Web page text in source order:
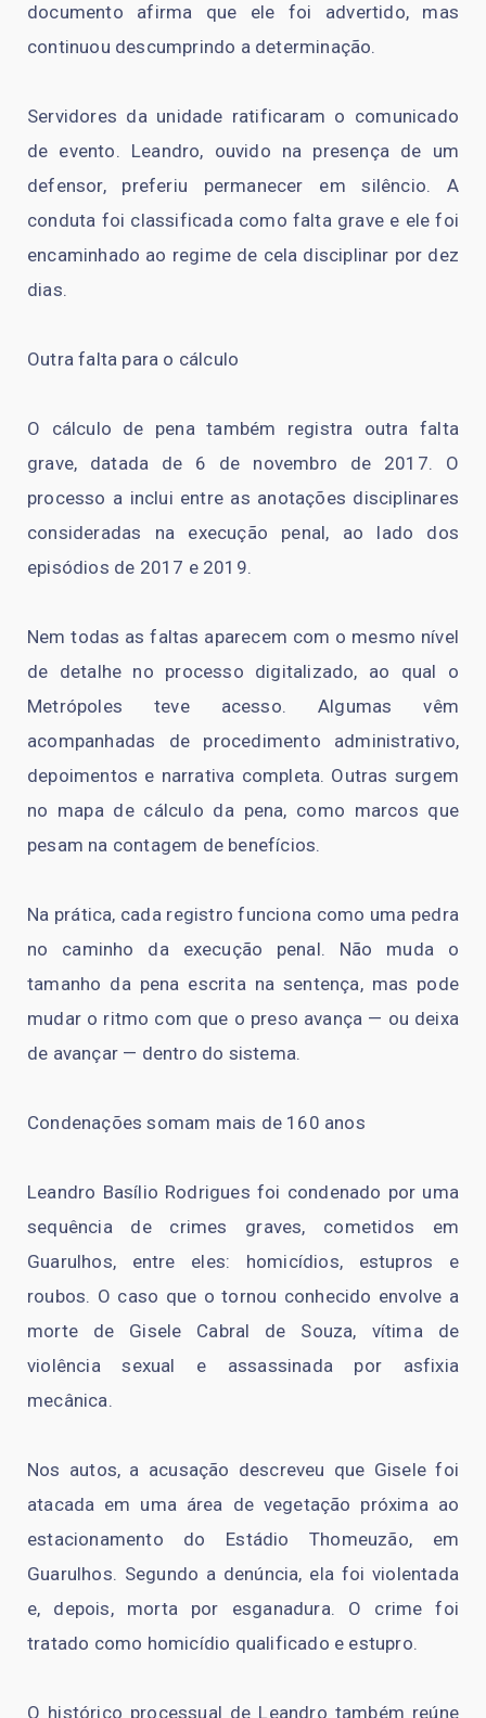
documento afirma que ele foi advertido, mas
continuou descumprindo a determinação.
Servidores da unidade ratificaram o comunicado
de evento. Leandro, ouvido na presença de um
defensor, preferiu permanecer em silêncio. A
conduta foi classificada como falta grave e ele foi
encaminhado ao regime de cela disciplinar por dez
dias.
Outra falta para o cálculo
O cálculo de pena também registra outra falta
grave, datada de 6 de novembro de 2017. O
processo a inclui entre as anotações disciplinares
consideradas na execução penal, ao lado dos
episódios de 2017 e 2019.
Nem todas as faltas aparecem com o mesmo nível
de detalhe no processo digitalizado, ao qual o
Metrópoles teve acesso. Algumas vêm
acompanhadas de procedimento administrativo,
depoimentos e narrativa completa. Outras surgem
no mapa de cálculo da pena, como marcos que
pesam na contagem de benefícios.
Na prática, cada registro funciona como uma pedra
no caminho da execução penal. Não muda o
tamanho da pena escrita na sentença, mas pode
mudar o ritmo com que o preso avança — ou deixa
de avançar — dentro do sistema.
Condenações somam mais de 160 anos
Leandro Basílio Rodrigues foi condenado por uma
sequência de crimes graves, cometidos em
Guarulhos, entre eles: homicídios, estupros e
roubos. O caso que o tornou conhecido envolve a
morte de Gisele Cabral de Souza, vítima de
violência sexual e assassinada por asfixia
mecânica.
Nos autos, a acusação descreveu que Gisele foi
atacada em uma área de vegetação próxima ao
estacionamento do Estádio Thomeuzão, em
Guarulhos. Segundo a denúncia, ela foi violentada
e, depois, morta por esganadura. O crime foi
tratado como homicídio qualificado e estupro.
O histórico processual de Leandro também reúne